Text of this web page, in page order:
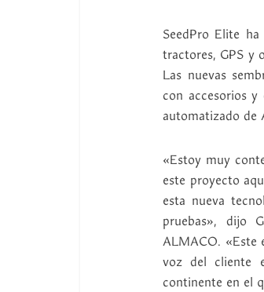
SeedPro Elite
tractores, GPS y
Las nuevas
con accesorios y
automatizado de
«Estoy muy
este proyecto
esta nueva
pruebas», dijo
ALMACO. «Este
voz del cliente
continente en el